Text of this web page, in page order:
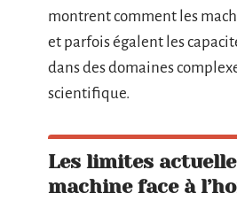
montrent comment les
et parfois égalent les
dans des domaines
scientifique.
Les limites
machine face à